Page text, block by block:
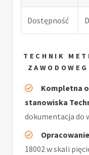
Dostępność
TECHNIK
Kompletna
stanowiska
dokumentacja do
18002 w skali